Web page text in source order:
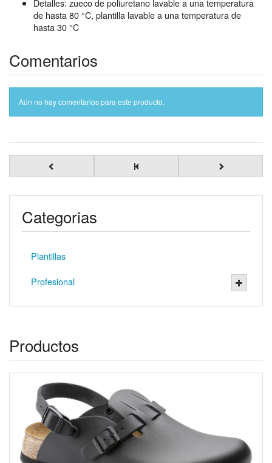
de hasta 80 °C, plantilla lavable a una temperatura de
hasta 30 °C
Comentarios
Aún no hay comentarios para este producto.
Categorias
Plantillas
Profesional
Productos